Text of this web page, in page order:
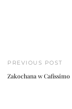
PREVIOUS POST
Zakochana w Cafissimo